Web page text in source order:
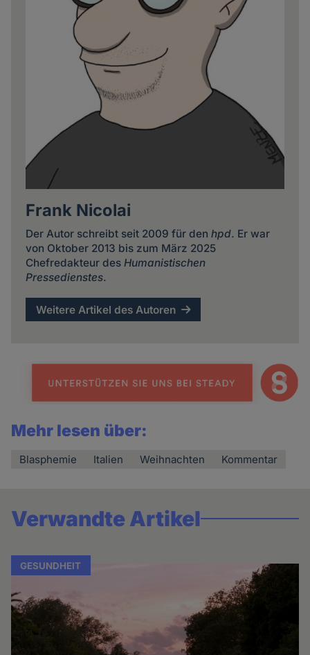
Frank Nicolai
Der Autor schreibt seit 2009 für den hpd. Er war
von Oktober 2013 bis zum März 2025
Chefredakteur des Humanistischen
Pressedienstes.
Weitere Artikel des Autoren
Mehr lesen über:
Blasphemie Italien Weihnachten Kommentar
Verwandte Artikel
GESUNDHEIT